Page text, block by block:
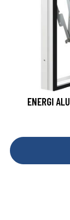
ENERGI